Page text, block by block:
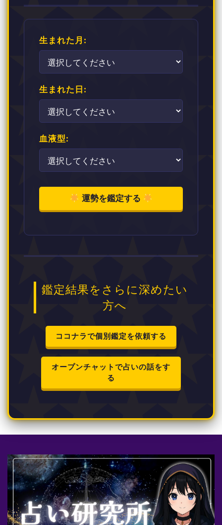
生まれた月:
生まれた日:
血液型:
運勢を鑑定する
鑑定結果をさらに深めたい
方へ
ココナラで個別鑑定を依頼する
オープンチャットで占いの話をす
る